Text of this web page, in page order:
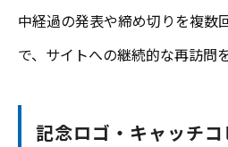
中経過の発表や締め切りを複数
で、サイトへの継続的な再訪問
記念ロゴ・キャッチコ